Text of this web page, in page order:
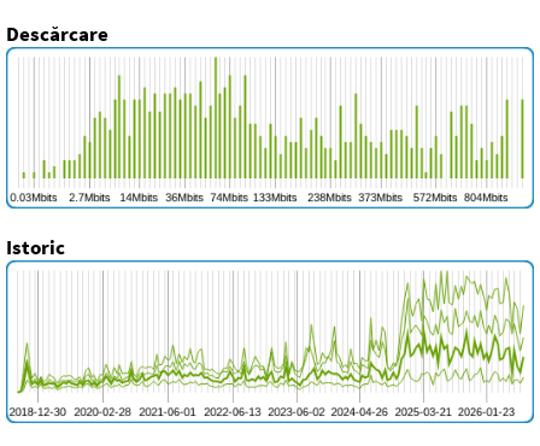
Descărcare
Istoric